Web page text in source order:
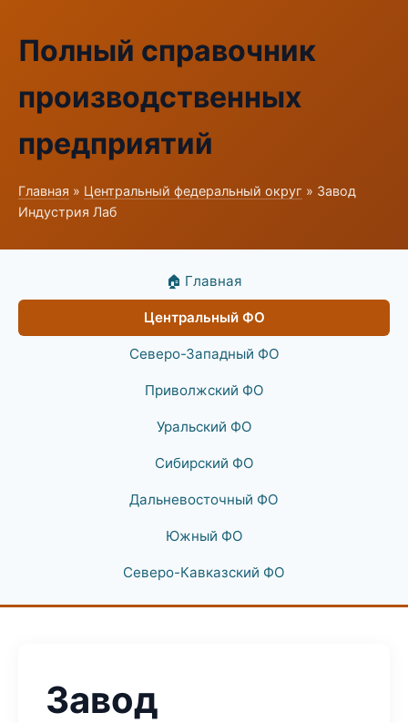
Полный справочник
производственных
предприятий
Главная » Центральный федеральный округ » Завод
Индустрия Лаб
🏠 Главная
Центральный ФО
Северо-Западный ФО
Приволжский ФО
Уральский ФО
Сибирский ФО
Дальневосточный ФО
Южный ФО
Северо-Кавказский ФО
Завод